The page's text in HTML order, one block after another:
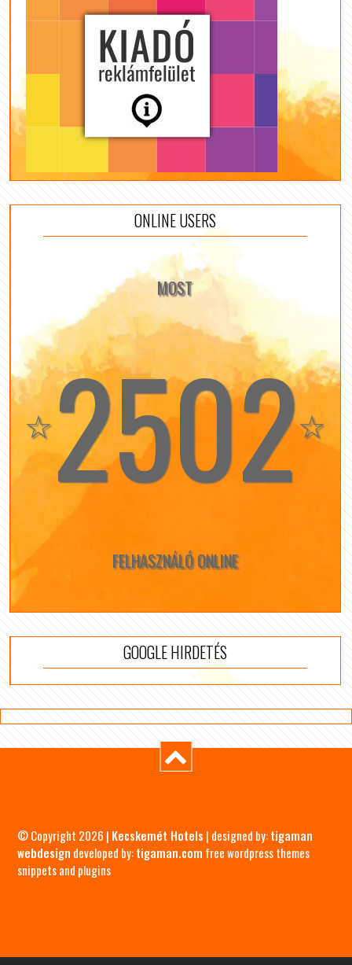
ONLINE USERS
MOST
☆2502☆
FELHASZNÁLÓ ONLINE
GOOGLE HIRDETÉS
© Copyright 2026 | Kecskemét Hotels | designed by:tigaman
webdesign developed by:tigaman.com free wordpress themes
snippets and plugins